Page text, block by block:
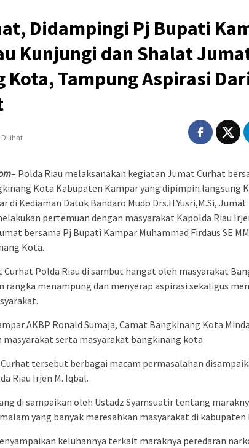
Didampingi Pj Bupati
Kunjungi dan Shalat
Kota, Tampung Aspirasi
Dilihat
– Polda Riau melaksanakan kegiatan Jumat Curhat
Kota Kabupaten Kampar yang dipimpin langsung
di Kediaman Datuk Bandaro Mudo Drs.H.Yusri,M.Si, Jumat
pertemuan dengan masyarakat Kapolda Riau
bersama Pj Bupati Kampar Muhammad Firdaus
Kota.
Polda Riau di sambut hangat oleh masyarakat
rangka menampung dan menyerap aspirasi sekaligus
AKBP Ronald Sumaja, Camat Bangkinang Kota
serta masyarakat bangkinang kota.
tersebut berbagai macam permasalahan
Riau Irjen M. Iqbal.
di sampaikan oleh Ustadz Syamsuatir tentang
yang banyak meresahkan masyarakat di kabupaten
keluhannya terkait maraknya peredaran